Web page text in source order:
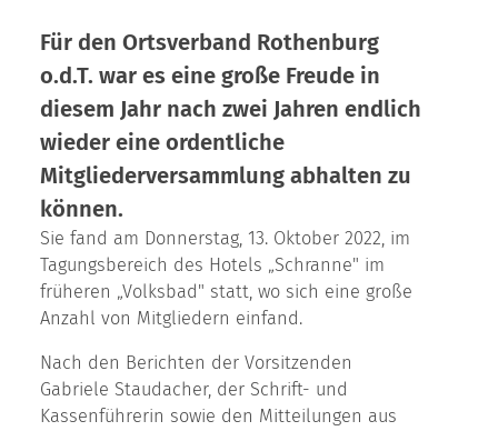
Für den Ortsverband Rothenburg
o.d.T. war es eine große Freude in
diesem Jahr nach zwei Jahren endlich
wieder eine ordentliche
Mitgliederversammlung abhalten zu
können.
Sie fand am Donnerstag, 13. Oktober 2022, im
Tagungsbereich des Hotels „Schranne" im
früheren „Volksbad" statt, wo sich eine große
Anzahl von Mitgliedern einfand.
Nach den Berichten der Vorsitzenden
Gabriele Staudacher, der Schrift- und
Kassenführerin sowie den Mitteilungen aus